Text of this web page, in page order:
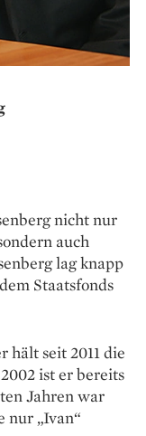
nicht nur
auch
lag knapp
Staatsfonds
hält seit 2011 die
ist er bereits
Jahren war
nur „Ivan“